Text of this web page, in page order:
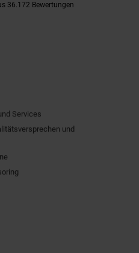
36.172 Bewertungen
Services
und